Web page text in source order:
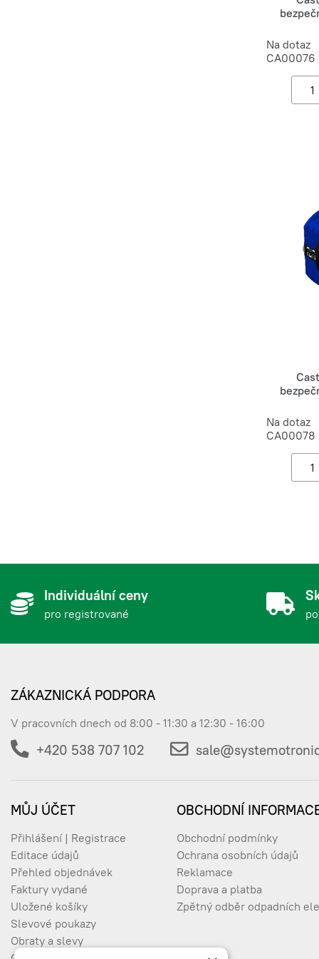
Na dotaz
CA00076
Na dotaz
CA00078
Individuální ceny
pro registrované
ZÁKAZNICKÁ PODPORA
V pracovních dnech od 8:00 - 11:30 a 12:30 - 16:00
+420 538 707 102
MŮJ ÚČET
Přihlášení | Registrace
Editace údajů
Přehled objednávek
Faktury vydané
Uložené košíky
Slevové poukazy
Obraty a slevy
OBCHODNÍ
Obchodní podmínky
Ochrana osobních údajů
Reklamace
Doprava a platba
Zpětný odběr odpadních